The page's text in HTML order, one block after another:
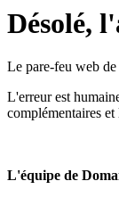
Désolé,
Le pare-feu web de
L'erreur est
complémentaires
L'équipe de